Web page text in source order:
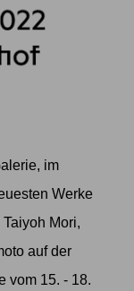
im
Werke
Mori,
auf der
vom 15. - 18.